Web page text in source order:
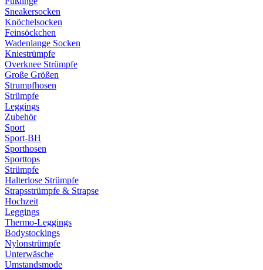
Sneakersocken
Knöchelsocken
Feinsöckchen
Wadenlange Socken
Kniestrümpfe
Overknee Strümpfe
Große Größen
Strumpfhosen
Strümpfe
Leggings
Zubehör
Sport
Sport-BH
Sporthosen
Sporttops
Strümpfe
Halterlose Strümpfe
Strapsstrümpfe & Strapse
Hochzeit
Leggings
Thermo-Leggings
Bodystockings
Nylonstrümpfe
Unterwäsche
Umstandsmode